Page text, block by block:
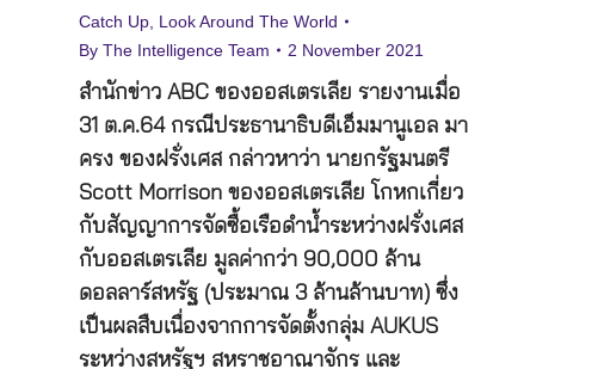
Catch Up, Look Around The World
By The Intelligence Team 2 November 2021
สำนักข่าว ABC ของออสเตรเลีย รายงานเมื่อ
31 ต.ค.64 กรณีประธานาธิบดีเอ็มมานูเอล มา
ครง ของฝรั่งเศส กล่าวหาว่า นายกรัฐมนตรี
Scott Morrison ของออสเตรเลีย โกหกเกี่ยว
กับสัญญาการจัดซื้อเรือดำน้ำระหว่างฝรั่งเศส
กับออสเตรเลีย มูลค่ากว่า 90,000 ล้าน
ดอลลาร์สหรัฐ (ประมาณ 3 ล้านล้านบาท) ซึ่ง
เป็นผลสืบเนื่องจากการจัดตั้งกลุ่ม AUKUS
ระหว่างสหรัฐฯ สหราชอาณาจักร และ